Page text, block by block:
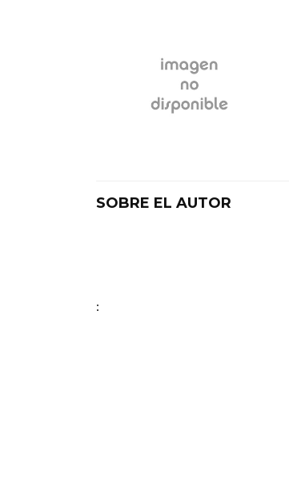
SOBRE EL AUTOR
: